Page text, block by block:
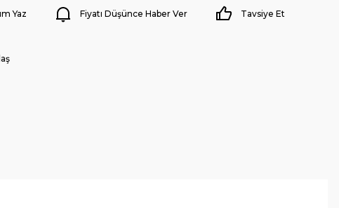
Yaz Fiyatı Düşünce Haber Ver Tavsiye Et